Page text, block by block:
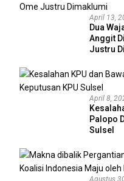
April 13,
Dua
Anggit
Justru
April 8,
Palopo
Sulsel
Agustus